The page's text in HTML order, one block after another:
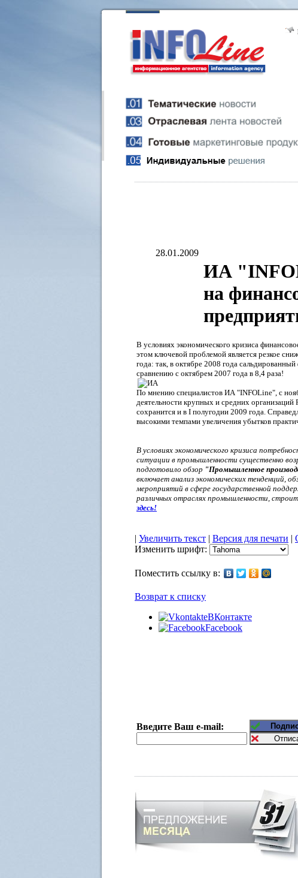
28.01.2009
ИА
на
В условиях экономического кризиса
этом ключевой проблемой является резкое
года: так, в октябре 2008 года
сравнению с октябрем 2007 года в 8,4 раза!
По мнению специалистов ИА "INFOLine", с
деятельности крупных и средних
сохранится и в I полугодии 2009 года.
высокими темпами увеличения убытков
В условиях экономического кризиса
ситуации в промышленности существенно
подготовило обзор "Промышленное
включает анализ экономических тенденций,
мероприятий в сфере государственной
различных отраслях промышленности,
здесь!
| Увеличить текст | Версия для печати |
Изменить шрифт:
Поместить ссылку в:
Возврат к списку
ВКонтакте
Facebook
Введите Ваш e-mail: